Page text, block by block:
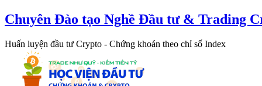
Chuyên Đào tạo Nghề Đầu tư & Trading
Huấn luyện đầu tư Crypto - Chứng khoán theo chỉ số Index